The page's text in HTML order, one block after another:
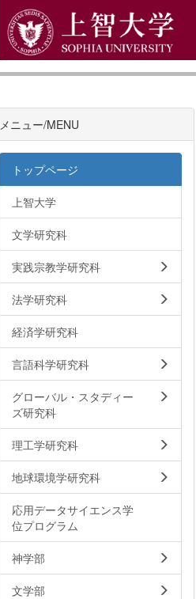
メニュー/MENU
トップページ
上智大学
文学研究科
実践宗教学研究科
法学研究科
経済学研究科
言語科学研究科
グローバル・スタディー
ズ研究科
理工学研究科
地球環境学研究科
応用データサイエンス学
位プログラム
神学部
文学部